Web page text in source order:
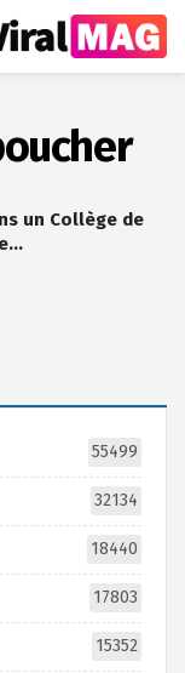
un Collège de
55499
32134
18440
17803
15352